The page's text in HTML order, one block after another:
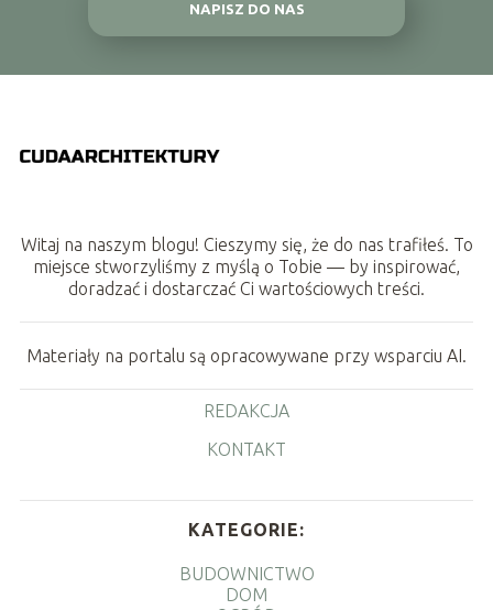
NAPISZ DO NAS
Witaj na naszym blogu! Cieszymy się, że do nas trafiłeś. To
miejsce stworzyliśmy z myślą o Tobie — by inspirować,
doradzać i dostarczać Ci wartościowych treści.
Materiały na portalu są opracowywane przy wsparciu AI.
REDAKCJA
KONTAKT
KATEGORIE:
BUDOWNICTWO
DOM